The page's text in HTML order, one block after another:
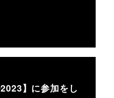
】に参加をし